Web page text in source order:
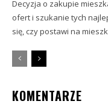
Decyzja o zakupie
ofert i szukanie tych
się, czy postawi na
KOMENTARZE